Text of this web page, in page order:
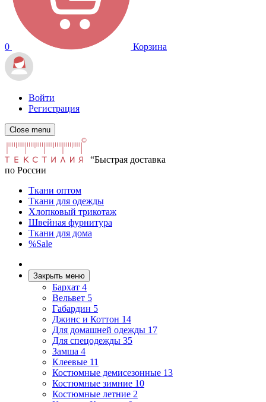
0 Корзина
Войти
Регистрация
Close menu
“Быстрая доставка
по России
Ткани оптом
Ткани для одежды
Хлопковый трикотаж
Швейная фурнитура
Ткани для дома
%Sale
Закрыть меню
Бархат 4
Вельвет 5
Габардин 5
Джинс и Коттон 14
Для домашней одежды 17
Для спецодежды 35
Замша 4
Клеевые 11
Костюмные демисезонные 13
Костюмные зимние 10
Костюмные летние 2